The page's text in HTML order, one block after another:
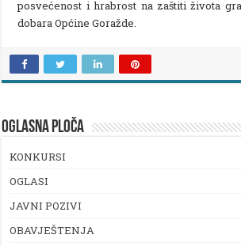
posvećenost i hrabrost na zaštiti života
dobara Općine Goražde.
OGLASNA PLOČA
KONKURSI
OGLASI
JAVNI POZIVI
OBAVJEŠTENJA